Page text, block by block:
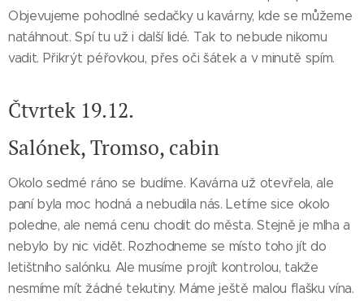
Objevujeme pohodlné sedačky u kavárny, kde se můžeme
natáhnout. Spí tu už i další lidé. Tak to nebude nikomu
vadit. Přikrýt péřovkou, přes oči šátek a v minutě spím.
Čtvrtek 19.12.
Salónek, Tromso, cabin
Okolo sedmé ráno se budíme. Kavárna už otevřela, ale
paní byla moc hodná a nebudila nás. Letíme sice okolo
poledne, ale nemá cenu chodit do města. Stejně je mlha a
nebylo by nic vidět. Rozhodneme se místo toho jít do
letištního salónku. Ale musíme projít kontrolou, takže
nesmíme mít žádné tekutiny. Máme ještě malou flašku vína.